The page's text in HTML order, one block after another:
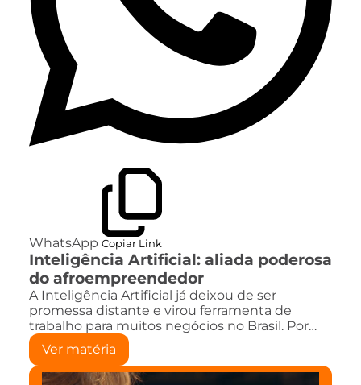
WhatsApp Copiar Link
Inteligência Artificial: aliada poderosa
do afroempreendedor
A Inteligência Artificial já deixou de ser
promessa distante e virou ferramenta de
trabalho para muitos negócios no Brasil. Por…
Ver matéria